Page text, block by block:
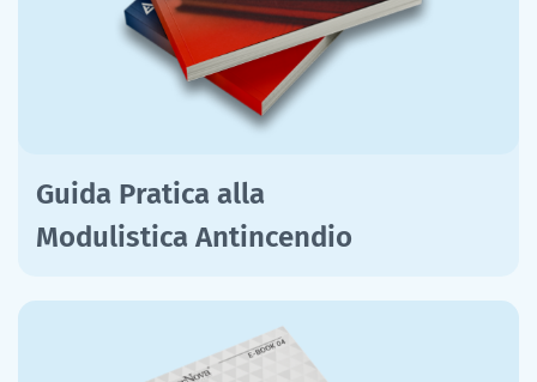
Guida Pratica alla
Modulistica Antincendio